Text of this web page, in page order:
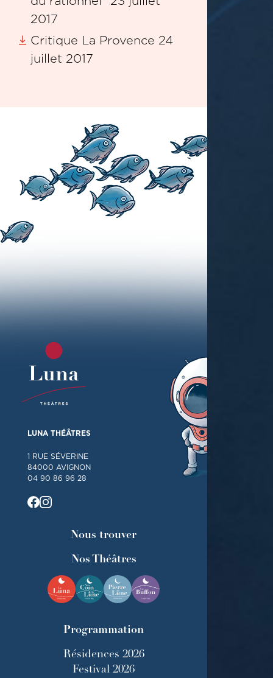
2017
Critique La Provence 24
juillet 2017
LUNA THÉÂTRES
1 RUE SÉVERINE
84000 AVIGNON
04 90 86 96 28
Nous trouver
Nos Théâtres
Programmation
Résidences 2026
Festival 2026